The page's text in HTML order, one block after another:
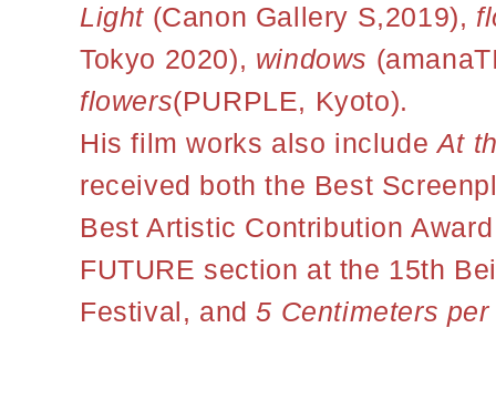
Light (Canon Gallery S,2019),
Tokyo 2020), windows
flowers(PURPLE, Kyoto).
His film works also includeAt
received both the Best
Best Artistic Contribution
FUTURE section at the 15th
Festival, and5 Centimeters